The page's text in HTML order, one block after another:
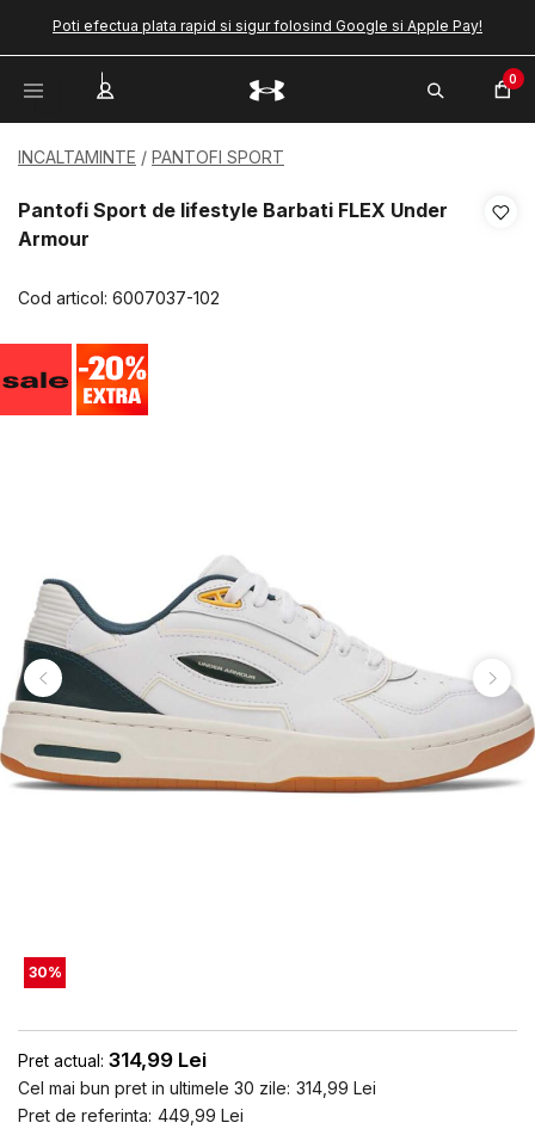
Poti efectua plata rapid si sigur folosind Google si Apple Pay!
0
INCALTAMINTE PANTOFI SPORT
Pantofi Sport de lifestyle Barbati FLEX Under
Armour
Cod articol: 6007037-102
30%
Pret actual: 314,99 Lei
Cel mai bun pret in ultimele 30 zile: 314,99 Lei
Pret de referinta: 449,99 Lei